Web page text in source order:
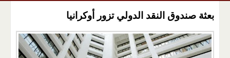
بعثة صندوق النقد الدولي تزور أوكرانيا